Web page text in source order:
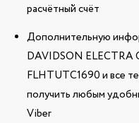
расчётный счёт
Дополнительную
DAVIDSON ELECTRA
FLHTUTC1690 и все
получить любым
Viber